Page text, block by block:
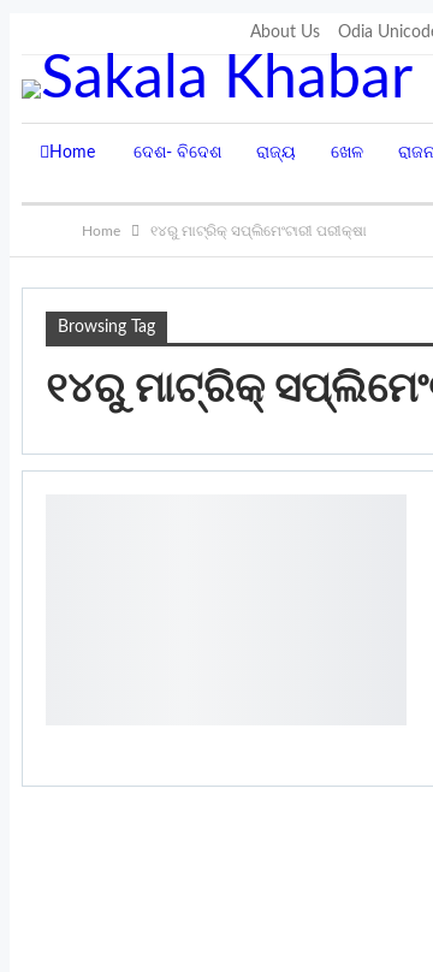
About Us Odia
Home ଦେଶ- ବିଦେଶ ରାଜ୍ୟ ଖେଳ
Home ୧୪ରୁ ମାଟ୍ରିକ୍ ସପ୍ଲିମେଂଟାରୀ ପରୀକ୍ଷା
Browsing Tag
୧୪ରୁ ମାଟ୍ରିକ୍